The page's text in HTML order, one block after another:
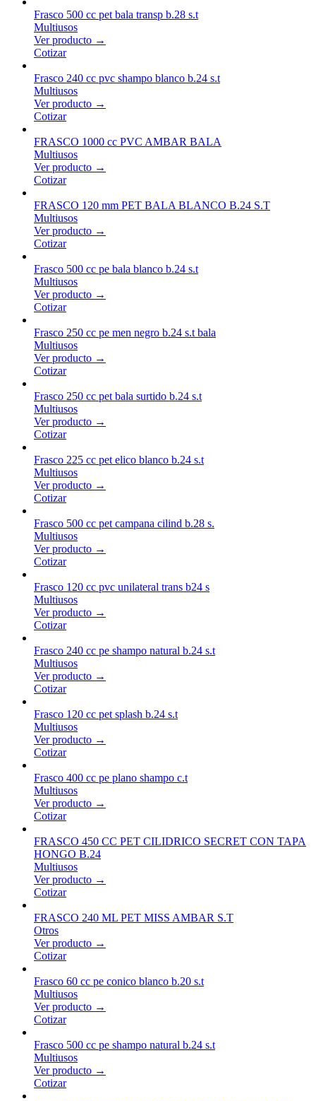
Frasco 500 cc pet bala transp b.28 s.t
Multiusos
Ver producto →
Cotizar
Frasco 240 cc pvc shampo blanco b.24 s.t
Multiusos
Ver producto →
Cotizar
FRASCO 1000 cc PVC AMBAR BALA
Multiusos
Ver producto →
Cotizar
FRASCO 120 mm PET BALA BLANCO B.24 S.T
Multiusos
Ver producto →
Cotizar
Frasco 500 cc pe bala blanco b.24 s.t
Multiusos
Ver producto →
Cotizar
Frasco 250 cc pe men negro b.24 s.t bala
Multiusos
Ver producto →
Cotizar
Frasco 250 cc pet bala surtido b.24 s.t
Multiusos
Ver producto →
Cotizar
Frasco 225 cc pet elico blanco b.24 s.t
Multiusos
Ver producto →
Cotizar
Frasco 500 cc pet campana cilind b.28 s.
Multiusos
Ver producto →
Cotizar
Frasco 120 cc pvc unilateral trans b24 s
Multiusos
Ver producto →
Cotizar
Frasco 240 cc pe shampo natural b.24 s.t
Multiusos
Ver producto →
Cotizar
Frasco 120 cc pet splash b.24 s.t
Multiusos
Ver producto →
Cotizar
Frasco 400 cc pe plano shampo c.t
Multiusos
Ver producto →
Cotizar
FRASCO 450 CC PET CILIDRICO SECRET CON TAPA
HONGO B.24
Multiusos
Ver producto →
Cotizar
FRASCO 240 ML PET MISS AMBAR S.T
Otros
Ver producto →
Cotizar
Frasco 60 cc pe conico blanco b.20 s.t
Multiusos
Ver producto →
Cotizar
Frasco 500 cc pe shampo natural b.24 s.t
Multiusos
Ver producto →
Cotizar